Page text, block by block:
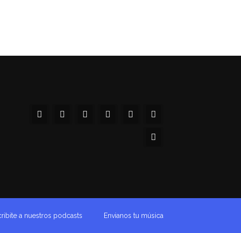
a nuestros podcasts Envianos tu música